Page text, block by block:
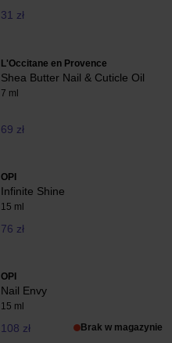
31 zł
L'Occitane en Provence
Shea Butter Nail & Cuticle Oil
7 ml
69 zł
OPI
Infinite Shine
15 ml
76 zł
OPI
Nail Envy
15 ml
108 zł Brak w magazynie